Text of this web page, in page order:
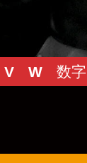
V W 数字